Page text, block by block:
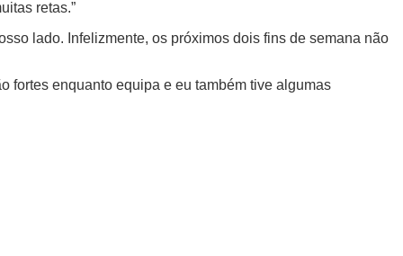
retas.”
lado. Infelizmente, os próximos dois fins de semana não
fortes enquanto equipa e eu também tive algumas